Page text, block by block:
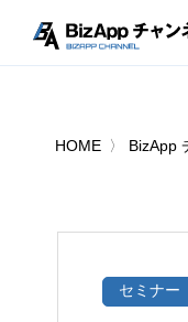
HOME BizApp
セミナー